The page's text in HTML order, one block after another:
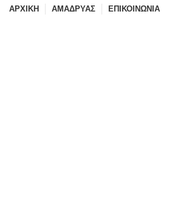
ΑΡΧΙΚΗ
ΑΜΑΔΡΥΑΣ ΕΠΙΚΟΙΝΩΝΙΑ